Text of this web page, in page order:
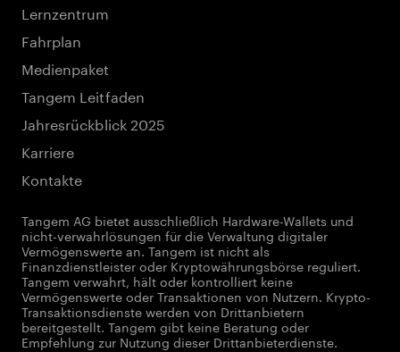
Lernzentrum
Fahrplan
Medienpaket
Tangem Leitfaden
Jahresrückblick 2025
Karriere
Kontakte
Tangem AG bietet ausschließlich Hardware-Wallets und
nicht-verwahrlösungen für die Verwaltung digitaler
Vermögenswerte an. Tangem ist nicht als
Finanzdienstleister oder Kryptowährungsbörse reguliert.
Tangem verwahrt, hält oder kontrolliert keine
Vermögenswerte oder Transaktionen von Nutzern. Krypto-
Transaktionsdienste werden von Drittanbietern
bereitgestellt. Tangem gibt keine Beratung oder
Empfehlung zur Nutzung dieser Drittanbieterdienste.